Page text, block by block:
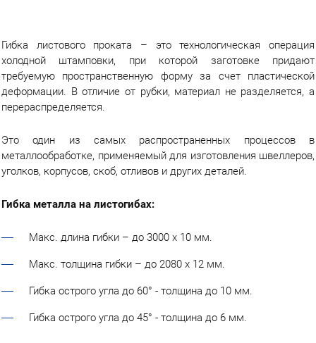
Гибка листового проката – это технологическая операция
холодной штамповки, при которой заготовке придают
требуемую пространственную форму за счет пластической
деформации. В отличие от рубки, материал не разделяется, а
перераспределяется.
Это один из самых распространенных процессов в
металлообработке, применяемый для изготовления швеллеров,
уголков, корпусов, скоб, отливов и других деталей.
Гибка металла на листогибах:
Макс. длина гибки – до 3000 х 10 мм.
Макс. толщина гибки – до 2080 х 12 мм.
Гибка острого угла до 60° - толщина до 10 мм.
Гибка острого угла до 45° - толщина до 6 мм.